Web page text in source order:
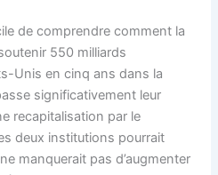
de comprendre comment la
550 milliards
Unis en cinq ans dans la
significativement leur
recapitalisation par le
deux institutions pourrait
manquerait pas d’augmenter